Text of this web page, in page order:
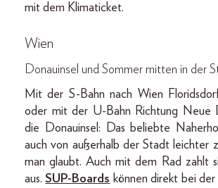
mit dem Klimaticket.
Wien
Donauinsel und Sommer mitten in der
Mit der S-Bahn nach Wien
oder mit der U-Bahn Richtung Neue
die Donauinsel: Das beliebte
auch von außerhalb der Stadt leichter
man glaubt. Auch mit dem Rad zahlt
aus.SUP-Boards können direkt bei